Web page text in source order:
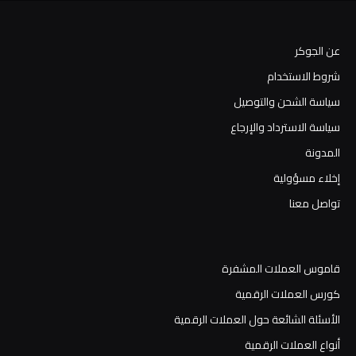
عن الجوكر
شروط الاستخدام
سياسة الشحن والتوصيل
سياسة الاسترداد والإرجاع
المدونة
إخلاء مسؤولية
تواصل معنا
قاموس العملات المشفرة
كورس العملات الرقمية
الأسئلة الشائعة حول العملات الرقمية
أنواع العملات الرقمية